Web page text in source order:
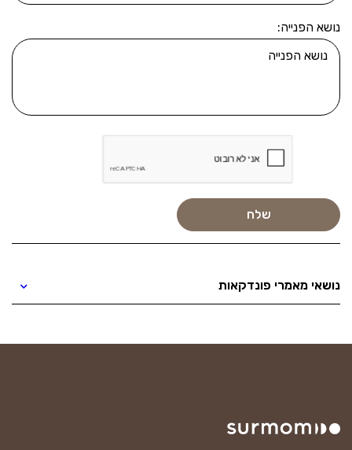
נושא הפנייה:
נושאי מאמרי פונדקאות